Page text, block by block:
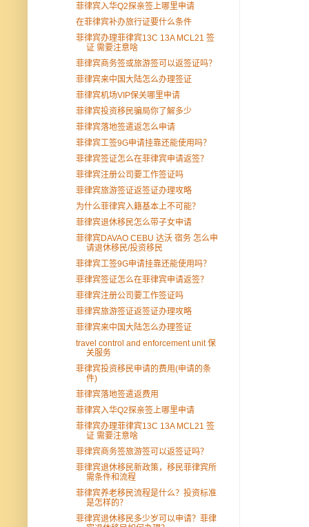
菲律宾入华Q2探亲签上哪里申请
在菲律宾补办旅行证要什么条件
菲律宾办理菲律宾13C 13A MCL21 签
证 需要注意啥
菲律宾商务签或旅游签可以返签证吗？
菲律宾来中国大陆怎么办理签证
菲律宾机场VIP保关哪里申请
菲律宾投资移民骗局你了解多少
菲律宾落地签遣返怎么申请
菲律宾工签9G申请挂靠还能使用吗？
菲律宾签证怎么在菲律宾申请返签？
菲律宾注册公司要工作签证吗
菲律宾旅游签证返签证办理攻略
为什么菲律宾入籍基本上不可能？
菲律宾退休移民怎么带子女申请
菲律宾DAVAO CEBU 达沃 宿务 怎么申
请退休移民/投资移民
菲律宾工签9G申请挂靠还能使用吗？
菲律宾签证怎么在菲律宾申请返签？
菲律宾注册公司要工作签证吗
菲律宾旅游签证返签证办理攻略
菲律宾来中国大陆怎么办理签证
travel control and enforcement unit 保
关服务
菲律宾投资移民申请的费用(申请的条
件)
菲律宾落地签遣返费用
菲律宾入华Q2探亲签上哪里申请
菲律宾办理菲律宾13C 13A MCL21 签
证 需要注意啥
菲律宾商务签旅游签可以返签证吗？
菲律宾退休移民新政策，移民菲律宾所
需条件和流程
菲律宾养老移民流程是什么？投资标准
是怎样的？
菲律宾退休移民多少岁可以申请？菲律